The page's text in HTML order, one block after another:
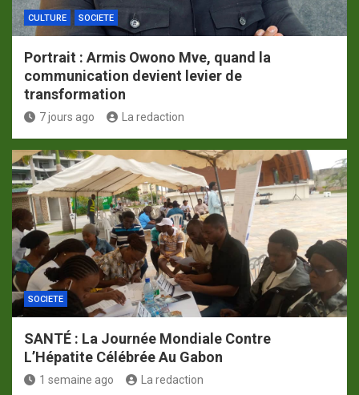
CULTURE SOCIETE
Portrait : Armis Owono Mve, quand la
communication devient levier de
transformation
7 jours ago La redaction
SOCIETE
SANTÉ : La Journée Mondiale Contre
L’Hépatite Célébrée Au Gabon
1 semaine ago La redaction